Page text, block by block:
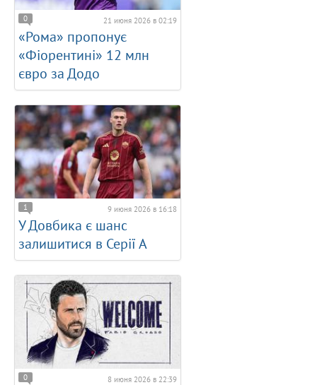
0 21 июня 2026 в 02:19
«Рома» пропонує
«Фіорентині» 12 млн
євро за Додо
1 9 июня 2026 в 16:18
У Довбика є шанс
залишитися в Серії А
0 8 июня 2026 в 22:39